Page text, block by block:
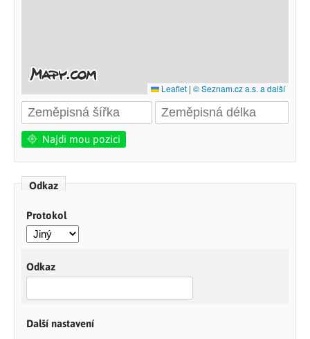
Leaflet | © Seznam.cz a.s. a další
Najdi mou pozici
Odkaz
Protokol
Odkaz
Další nastavení